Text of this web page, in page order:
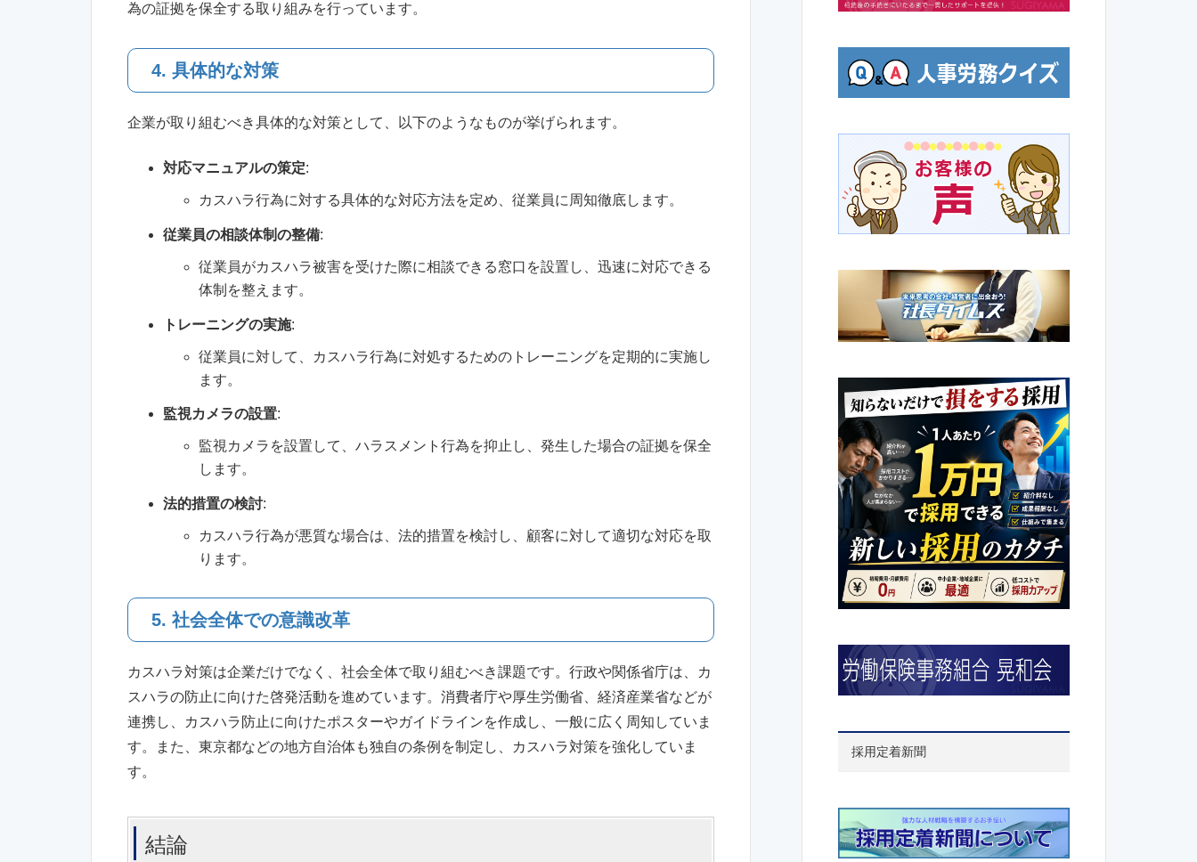
為の証拠を保全する取り組みを行っています。
4. 具体的な対策
企業が取り組むべき具体的な対策として、以下のようなものが挙げられます。
対応マニュアルの策定:
カスハラ行為に対する具体的な対応方法を定め、従業員に周知徹底します。
従業員の相談体制の整備:
従業員がカスハラ被害を受けた際に相談できる窓口を設置し、迅速に対応できる
体制を整えます。
トレーニングの実施:
従業員に対して、カスハラ行為に対処するためのトレーニングを定期的に実施し
ます。
監視カメラの設置:
監視カメラを設置して、ハラスメント行為を抑止し、発生した場合の証拠を保全
します。
法的措置の検討:
カスハラ行為が悪質な場合は、法的措置を検討し、顧客に対して適切な対応を取
ります。
5. 社会全体での意識改革
カスハラ対策は企業だけでなく、社会全体で取り組むべき課題です。行政や関係省庁は、カ
スハラの防止に向けた啓発活動を進めています。消費者庁や厚生労働省、経済産業省などが
連携し、カスハラ防止に向けたポスターやガイドラインを作成し、一般に広く周知していま
す。また、東京都などの地方自治体も独自の条例を制定し、カスハラ対策を強化していま
す。
結論
採用定着新聞